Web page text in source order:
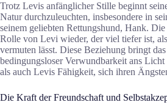
Trotz Levis anfänglicher Stille beginnt
Natur durchzuleuchten, insbesondere in
seinem geliebten Rettungshund, Hank.
Rolle von Levi wieder, der viel tiefer ist,
vermuten lässt. Diese Beziehung bringt
bedingungsloser Verwundbarkeit ans
als auch Levis Fähigkeit, sich ihren
Die Kraft der Freundschaft und